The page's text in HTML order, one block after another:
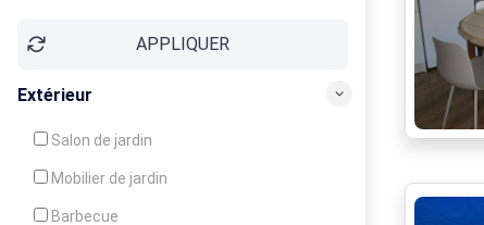
Balcon / Terrasse
APPLIQUER
Extérieur
Salon de jardin
Mobilier de jardin
Barbecue